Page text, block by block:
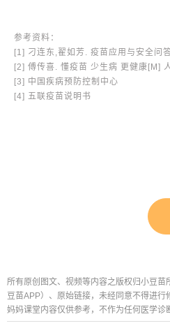
参考资料：
[1] 刁连东,翟如芳. 疫苗应用与安全
[2] 傅传喜. 懂疫苗 少生病 更健康[M]
[3] 中国疾病预防控制中心
[4] 五联疫苗说明书
所有原创图文、视频等内容之版权归小豆
豆苗APP）、原始链接，未经同意不得进行
妈妈课堂内容仅供参考，不作为任何医学